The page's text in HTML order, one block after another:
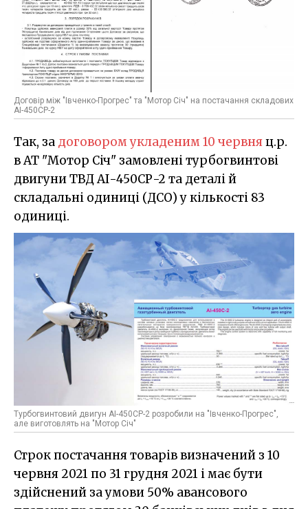
Договір між "Івченко-Прогрес" та "Мотор Січ" на постачання складових
АІ-450СР-2
Так, за договором укладеним 10 червняц.р.
в АТ "Мотор Січ" замовлені турбогвинтові
двигуни ТВД АІ-450СР-2 та деталі й
складальні одиниці (ДСО) у кількості 83
одиниці.
Турбогвинтовий двигун АІ-450СР-2 розробили на "Івченко-Прогрес",
але виготовлять на "Мотор Січ"
Строк постачання товарів визначений з 10
червня 2021 по 31 грудня 2021 і має бути
здійснений за умови 50% авансового